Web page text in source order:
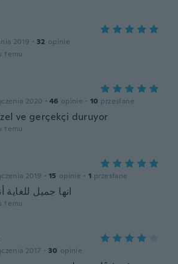
2019 · 32 opinie
temu
2020 · 46 opinie · 10 przesłane
ve gerçekçi duruyor
temu
2019 · 15 opinie · 1 przesłane
انها جميل للغاية
temu
2017 · 30 opinie